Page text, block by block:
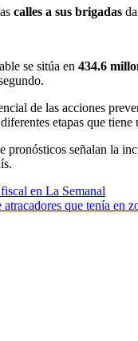
calles a sus brigadas
se sitúa en 434.6
de las acciones
etapas que
pronósticos señalan la
en La Semanal
que tenía en